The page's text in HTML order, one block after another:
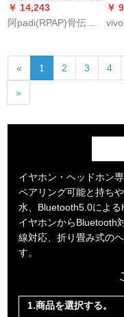
￥ 14,243
阿padi(RPAP)骨伝导
ーツジットフィット
￥
プ
« 1 2 3 4
»
イヤホン・ヘッドホン
ペアリング可能と持ち
水、Bluetooth5.0によ
イヤホンからBluetooth
線対応、折り畳み式の
す。
1.商品を選択する。